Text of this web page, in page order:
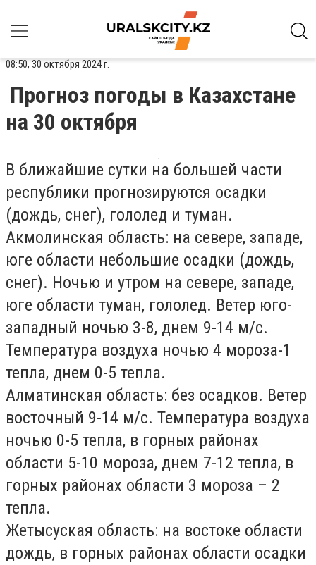
08:50, 30 октября 2024 г.
Прогноз погоды в Казахстане
на 30 октября
В ближайшие сутки на большей части
республики прогнозируются осадки
(дождь, снег), гололед и туман.
Акмолинская область: на севере, западе,
юге области небольшие осадки (дождь,
снег). Ночью и утром на севере, западе,
юге области туман, гололед. Ветер юго-
западный ночью 3-8, днем 9-14 м/с.
Температура воздуха ночью 4 мороза-1
тепла, днем 0-5 тепла.
Алматинская область: без осадков. Ветер
восточный 9-14 м/с. Температура воздуха
ночью 0-5 тепла, в горных районах
области 5-10 мороза, днем 7-12 тепла, в
горных районах области 3 мороза – 2
тепла.
Жетысуская область: на востоке области
дождь, в горных районах области осадки